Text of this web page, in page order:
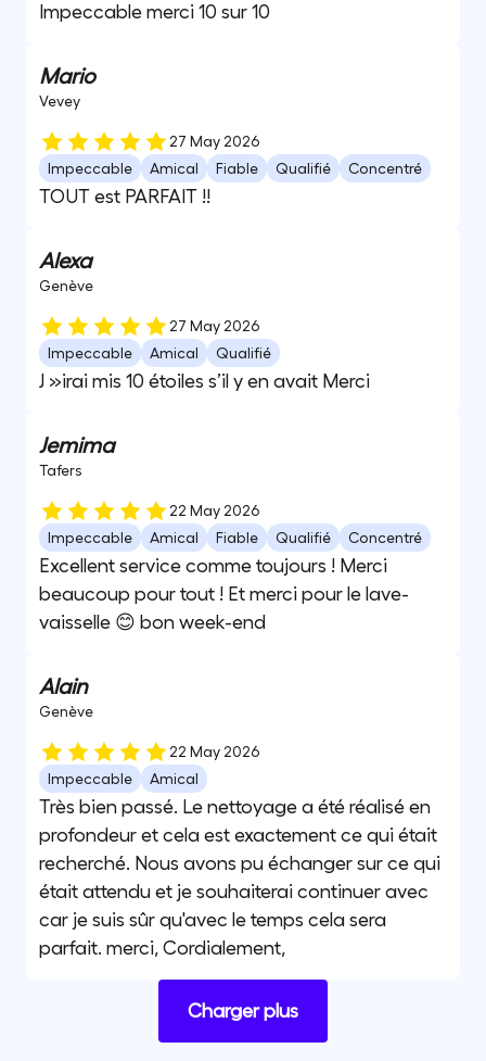
Impeccable merci 10 sur 10
Mario
Vevey
27 May 2026
Impeccable
Amical Fiable Qualifié Concentré
TOUT est PARFAIT !!
Alexa
Genève
27 May 2026
Impeccable
Amical Qualifié
J »irai mis 10 étoiles s’il y en avait Merci
Jemima
Tafers
22 May 2026
Impeccable
Amical Fiable Qualifié Concentré
Excellent service comme toujours ! Merci
beaucoup pour tout ! Et merci pour le lave-
vaisselle 😊 bon week-end
Alain
Genève
22 May 2026
Impeccable
Amical
Très bien passé. Le nettoyage a été réalisé en
profondeur et cela est exactement ce qui était
recherché. Nous avons pu échanger sur ce qui
était attendu et je souhaiterai continuer avec
car je suis sûr qu'avec le temps cela sera
parfait. merci, Cordialement,
Charger plus